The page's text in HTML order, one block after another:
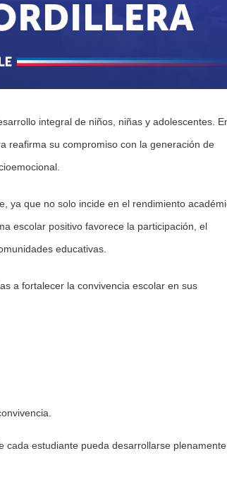
integral de niños, niñas y adolescentes.
reafirma su compromiso con la generación de
ya que no solo incide en el rendimiento
escolar positivo favorece la participación, el
educativas.
a fortalecer la convivencia escolar en sus
cada estudiante pueda desarrollarse